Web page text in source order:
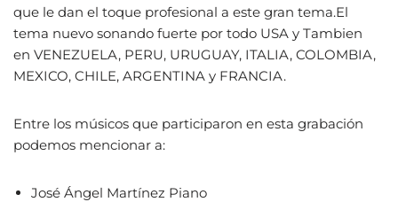
que le dan el toque profesional a este gran tema.El
tema nuevo sonando fuerte por todo USA y Tambien
en VENEZUELA, PERU, URUGUAY, ITALIA, COLOMBIA,
MEXICO, CHILE, ARGENTINA y FRANCIA.
Entre los músicos que participaron en esta grabación
podemos mencionar a:
José Ángel Martínez Piano